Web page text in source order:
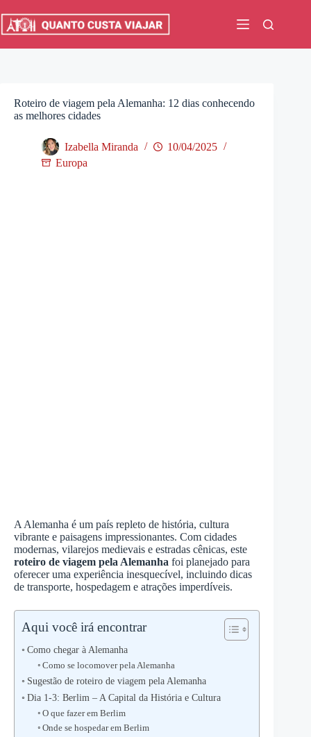
para
Roteiro de viagem pela Alemanha: 12 dias conhecendo
as melhores cidades
Izabella Miranda
10/04/2025
Europa
A Alemanha é um país repleto de história, cultura
vibrante e paisagens impressionantes. Com cidades
modernas, vilarejos medievais e estradas cênicas, este
roteiro de viagem pela Alemanha foi planejado para
oferecer uma experiência inesquecível, incluindo dicas
de transporte, hospedagem e atrações imperdíveis.
Aqui você irá encontrar
Como chegar à Alemanha
Como se locomover pela Alemanha
Sugestão de roteiro de viagem pela Alemanha
Dia 1-3: Berlim – A Capital da História e Cultura
O que fazer em Berlim
Onde se hospedar em Berlim